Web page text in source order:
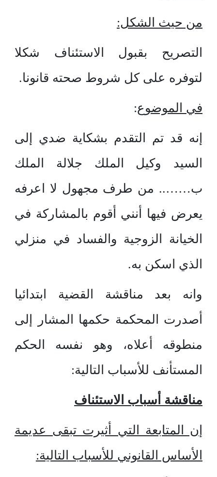
من حيث الشكل:
التصريح بقبول الاستئناف شكلا
لتوفره على كل شروط صحته قانونا.
في الموضوع:
إنه قد تم التقدم بشكاية ضدي إلى
السيد وكيل الملك جلالة الملك
ب…….. من طرف مجهول لا اعرفه
يعرض فيها أنني أقوم بالمشاركة في
الخيانة الزوجية والفساد في منزلي
الذي اسكن به.
وانه بعد مناقشة القضية ابتدائيا
أصدرت المحكمة حكمها المشار إلى
منطوقه أعلاه، وهو نفسه الحكم
المستأنف للأسباب التالية:
مناقشة أسباب الاستئناف
إن المتابعة التي أثيرت تبقى عديمة
الأساس القانوني للأسباب التالية: